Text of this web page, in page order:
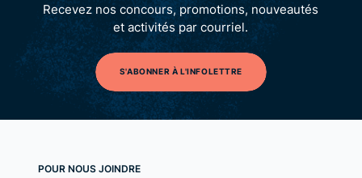
Recevez nos concours, promotions, nouveautés
et activités par courriel.
S'ABONNER À L'INFOLETTRE
POUR NOUS JOINDRE